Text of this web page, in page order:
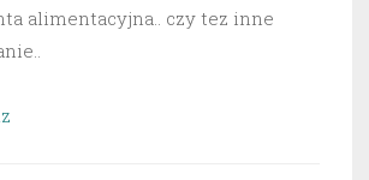
alimentacyjna.. czy tez inne